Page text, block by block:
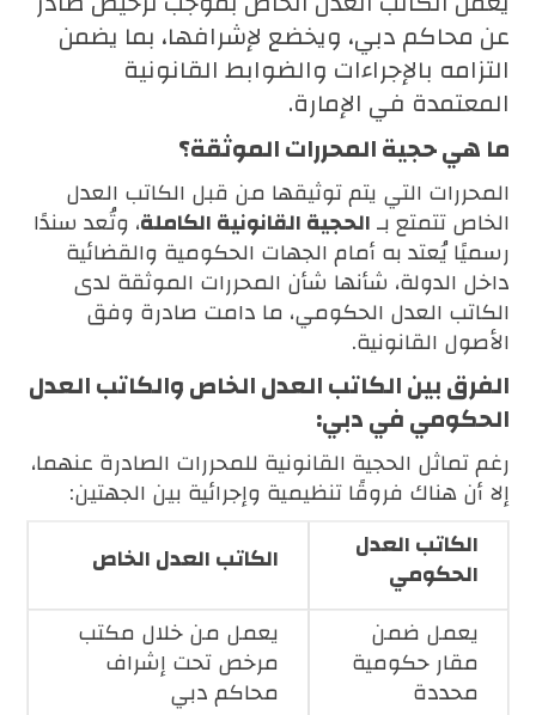
عن محاكم دبي، ويخضع لإشرافها، بما يضمن
التزامه بالإجراءات والضوابط القانونية
المعتمدة في الإمارة.
ما هي حجية المحررات الموثقة؟
المحررات التي يتم توثيقها من قبل الكاتب العدل
الخاص تتمتع بـالحجية القانونية الكاملة، وتُعد سندًا
رسميًا يُعتد به أمام الجهات الحكومية والقضائية
داخل الدولة، شأنها شأن المحررات الموثقة لدى
الكاتب العدل الحكومي، ما دامت صادرة وفق
الأصول القانونية.
الفرق بين الكاتب العدل الخاص والكاتب العدل
الحكومي في دبي:
رغم تماثل الحجية القانونية للمحررات الصادرة عنهما،
إلا أن هناك فروقًا تنظيمية وإجرائية بين الجهتين:
الكاتب العدل
الحكومي
الكاتب العدل الخاص
يعمل ضمن
مقار حكومية
محددة
يعمل من خلال مكتب
مرخص تحت إشراف
محاكم دبي